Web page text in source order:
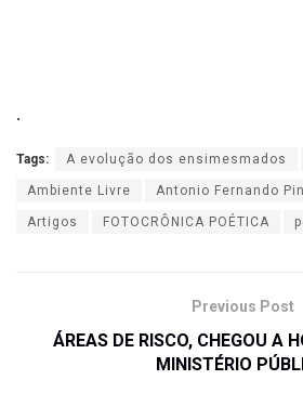
.
Tags: A evolução dos ensimesmados
Ambiente Livre Antonio Fernando
Artigos FOTOCRÔNICA POÉTICA
Previous Post
ÁREAS DE RISCO, CHEGOU A
MINISTÉRIO